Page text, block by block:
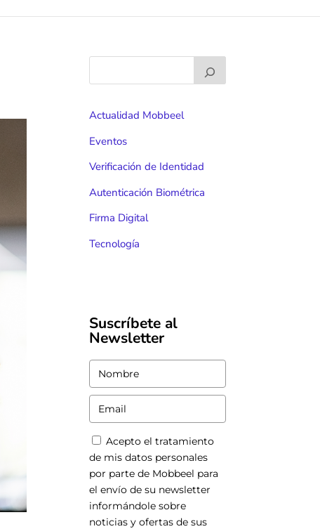
Actualidad Mobbeel
Eventos
Verificación de Identidad
Autenticación Biométrica
Firma Digital
Tecnología
Suscríbete al
Newsletter
Acepto el tratamiento
de mis datos personales
por parte de Mobbeel para
el envío de su newsletter
informándole sobre
noticias y ofertas de sus